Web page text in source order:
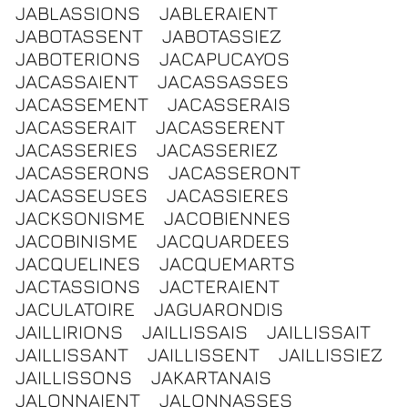
JABLASSIONS
JABLERAIENT
JABOTASSENT
JABOTASSIEZ
JABOTERIONS
JACAPUCAYOS
JACASSAIENT
JACASSASSES
JACASSEMENT
JACASSERAIS
JACASSERAIT
JACASSERENT
JACASSERIES
JACASSERIEZ
JACASSERONS
JACASSERONT
JACASSEUSES
JACASSIERES
JACKSONISME
JACOBIENNES
JACOBINISME
JACQUARDEES
JACQUELINES
JACQUEMARTS
JACTASSIONS
JACTERAIENT
JACULATOIRE
JAGUARONDIS
JAILLIRIONS
JAILLISSAIS
JAILLISSAIT
JAILLISSANT
JAILLISSENT
JAILLISSIEZ
JAILLISSONS
JAKARTANAIS
JALONNAIENT
JALONNASSES